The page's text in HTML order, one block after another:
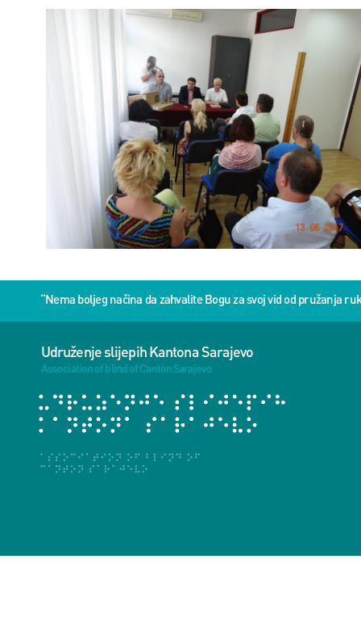
“Nema boljeg načina da zahvalite Bogu za svoj vid od pružanja
Udruženje slijepih Kantona Sarajevo
Association of blind of Canton Sarajevo